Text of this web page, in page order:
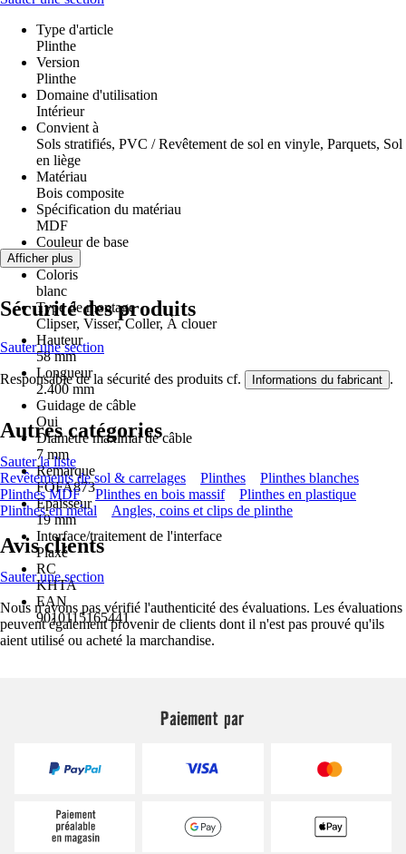
Type d'article
Plinthe
Version
Plinthe
Domaine d'utilisation
Intérieur
Convient à
Sols stratifiés, PVC / Revêtement de sol en vinyle, Parquets, Sol
en liège
Matériau
Bois composite
Spécification du matériau
MDF
Couleur de base
Blanc
Coloris
blanc
Type de montage
Clipser, Visser, Coller, À clouer
Hauteur
58 mm
Longueur
2.400 mm
Guidage de câble
Oui
Diamètre maximal de câble
7 mm
Remarque
FOFA873
Epaisseur
19 mm
Interface/traitement de l'interface
Plaxé
RC
KHTA
EAN
9010115165441
Afficher plus
Sécurité des produits
Sauter une section
Responsable de la sécurité des produits cf. Informations du fabricant .
Autres catégories
Sauter la liste
Revêtements de sol & carrelages
Plinthes
Plinthes blanches
Plinthes MDF
Plinthes en bois massif
Plinthes en plastique
Plinthes en métal
Angles, coins et clips de plinthe
Avis clients
Sauter une section
Nous n'avons pas vérifié l'authenticité des évaluations. Les évaluations
peuvent également provenir de clients dont il n'est pas prouvé qu'ils
aient utilisé ou acheté la marchandise.
Paiement par